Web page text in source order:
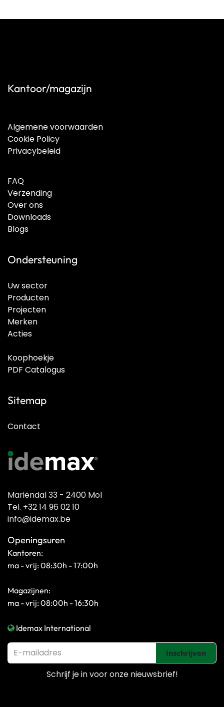
Kantoor/magazijn
Algemene voorwaarden
Cookie Policy
Privacybeleid
FAQ
Verzending
Over ons
Downloads
Blogs
Ondersteuning
Uw sector
Producten
Projecten
Merken
Acties
Koophoekje
PDF Catalogus
Sitemap
Contact
Mariëndal 33 - 2400 Mol
Tel. +32 14 96 02 10
info@idemax.be
Openingsuren
Kantoren:
ma - vrij: 08:30h - 17:00h
Magazijnen:
ma - vrij: 08:00h - 16:30h
Idemax International
Inschrijven
Schrijf je in voor onze nieuwsbrief!